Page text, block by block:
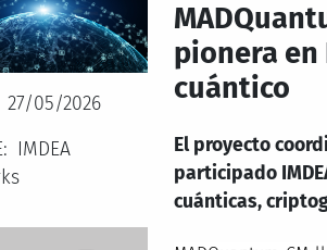
27/05/2026
IMDEA
pionera en
cuántico
El proyecto
participado
cuánticas,